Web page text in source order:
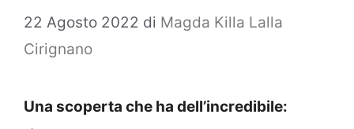
22 Agosto 2022 di Magda Killa Lalla
Cirignano
Una scoperta che ha dell’incredibile: